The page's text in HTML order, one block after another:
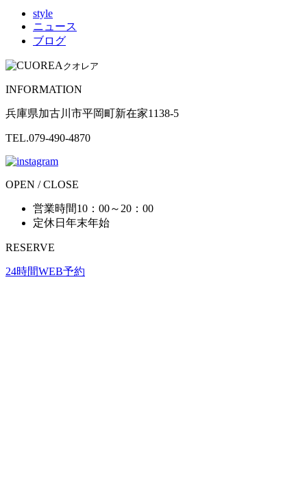
style
ニュース
ブログ
クオレア
INFORMATION
兵庫県加古川市平岡町新在家1138-5
TEL.079-490-4870
OPEN / CLOSE
営業時間10：00～20：00
定休日 年末年始
RESERVE
24時間WEB予約